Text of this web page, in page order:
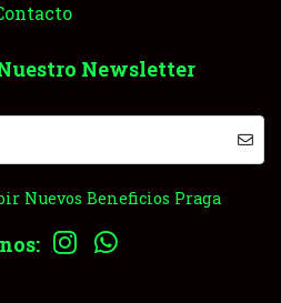
Newsletter
Nuevos Beneficios Praga